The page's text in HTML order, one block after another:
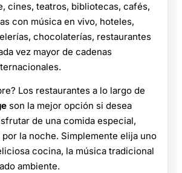
cines, teatros, bibliotecas, cafés,
con música en vivo, hoteles,
chocolaterías, restaurantes
vez mayor de cadenas
Los restaurantes a lo largo de
son la mejor opción si desea
de una comida especial,
la noche. Simplemente elija uno
cocina, la música tradicional
ambiente.